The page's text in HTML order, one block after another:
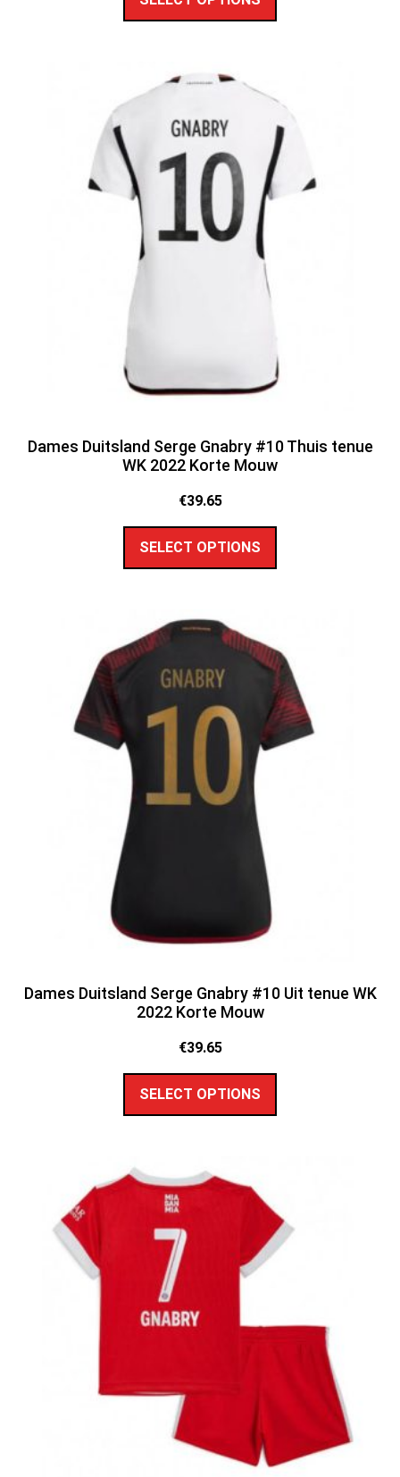
Dames Duitsland Serge Gnabry #10 Thuis tenue
WK 2022 Korte Mouw
€39.65
SELECT OPTIONS
Dames Duitsland Serge Gnabry #10 Uit tenue WK
2022 Korte Mouw
€39.65
SELECT OPTIONS